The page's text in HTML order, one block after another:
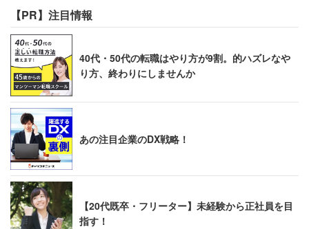
【PR】注目情報
40代・50代の転職はやり方が9割。的ハズレなや
り方、終わりにしませんか
あの注目企業のDX戦略！
【20代既卒・フリーター】未経験から正社員を目
指す！